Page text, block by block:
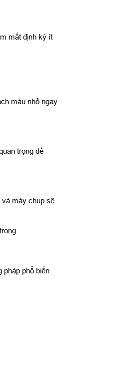
mắt định kỳ ít
máu nhỏ ngay
trọng để
và máy chụp sẽ
pháp phổ biến